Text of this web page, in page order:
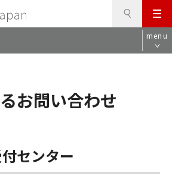
メ
ニ
ュ
menu
お問い合わせ
センター